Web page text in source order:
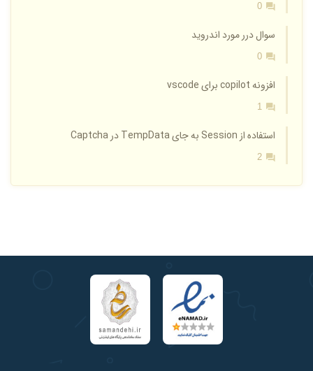
0
سوال درر مورد اندروید
0
افزونه copilot برای vscode
1
استفاده از Session به جای TempData در Captcha
2